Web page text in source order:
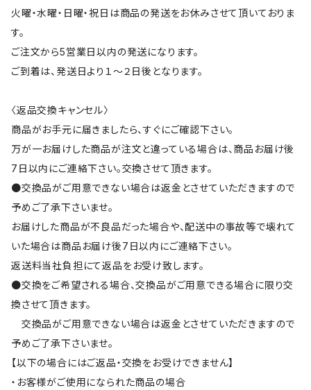
火曜・水曜・日曜・祝日は商品の発送をお休みさせて頂いておりま
す。
ご注文から5営業日以内の発送になります。
ご到着は、発送日より１～２日後となります。
〈返品交換キャンセル〉
商品がお手元に届きましたら、すぐにご確認下さい。
万が一お届けした商品が注文と違っている場合は、商品お届け後
7日以内にご連絡下さい。交換させて頂きます。
●交換品がご用意できない場合は返金とさせていただきますので
予めご了承下さいませ。
お届けした商品が不良品だった場合や、配送中の事故等で壊れて
いた場合は商品お届け後7日以内にご連絡下さい。
返送料当社負担にて返品をお受け致します。
●交換をご希望される場合、交換品がご用意できる場合に限り交
換させて頂きます。
交換品がご用意できない場合は返金とさせていただきますので
予めご了承下さいませ。
【以下の場合にはご返品・交換をお受けできません】
・お客様がご使用になられた商品の場合